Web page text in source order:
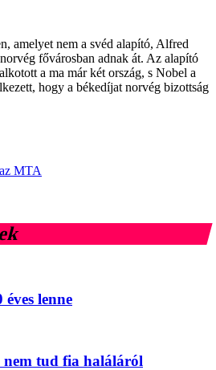
amelyet nem a svéd alapító, Alfred
fővárosban adnak át. Az alapító
a ma már két ország, s Nobel a
hogy a békedíjat norvég bizottság
MTA
lenne
nem tud fia haláláról